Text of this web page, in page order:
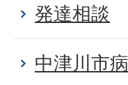
発達相談
中津川市